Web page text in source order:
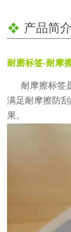
产品简介
耐磨标签-耐摩
耐摩擦标签
满足耐摩擦防
果。